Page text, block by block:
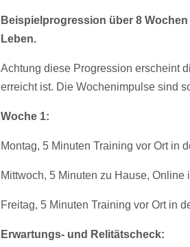
Beispielprogression über 8
Leben.
Achtung diese Progression erscheint
erreicht ist. Die Wochenimpulse sind
Woche 1:
Montag, 5 Minuten Training vor Ort in
Mittwoch, 5 Minuten zu Hause, Online
Freitag, 5 Minuten Training vor Ort in
Erwartungs- und Relitätscheck: